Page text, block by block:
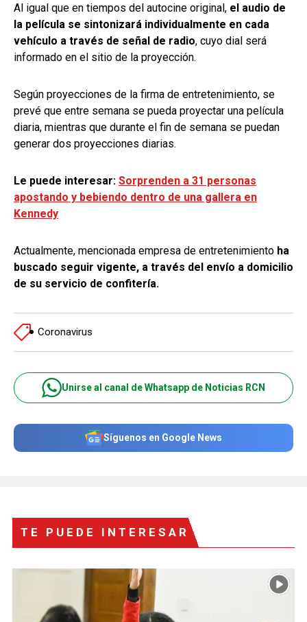
Al igual que en tiempos del autocine original, el audio de
la película se sintonizará individualmente en cada
vehículo a través de señal de radio, cuyo dial será
informado en el sitio de la proyección.
Según proyecciones de la firma de entretenimiento, se
prevé que entre semana se pueda proyectar una película
diaria, mientras que durante el fin de semana se puedan
generar dos proyecciones diarias.
Le puede interesar: Sorprenden a 31 personas
apostando y bebiendo dentro de una gallera en
Kennedy
Actualmente, mencionada empresa de entretenimiento ha
buscado seguir vigente, a través del envío a domicilio
de su servicio de confitería.
Coronavirus
Unirse al canal de Whatsapp de Noticias RCN
Síguenos en Google News
TE PUEDE INTERESAR